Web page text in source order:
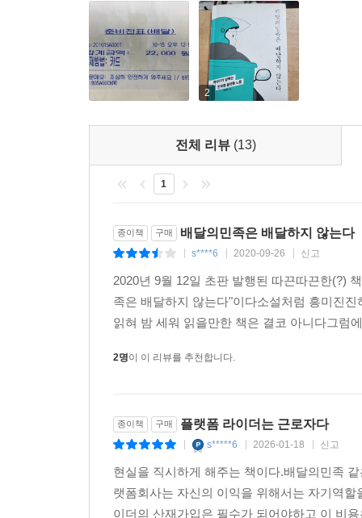
플랫폼의 시대, ‘인간의 노동’에 관해 - 김훈 작가
이 책을 추천한 『칼의 노래』 김훈 작가의 말처
요약하고 있다.”
거대하고 치밀한 망(網) 안으로 들어오는 노동
플랫폼에 고용되어 있지 않고 스스로 사장이며
신기루와 같고 허깨비와 같아서 법과 제도로
이처럼 김훈 작가는 배달의민족으로 상징되는
노동’에 관한 이야기다.
라이더가 쏘아 올린 작은 공
영업용 보험 문제도 있다. 이 보험료가 20대 라
때문에 보험사는 보험료를 높이고, 보험료가 높
믿기 어렵겠지만, 한국에는 오토바이 정비 자격
역시 투명하게 공개되지 않아 해외 직구를 하는
2
전체 리뷰 (13)
1
종이책 구매 배달의민족은 배달하지 않는다
s****6 2020-09-26 신고
2020년 9월 12일 초판 발행된 따끈따끈한(?)
족은 배달하지 않는다"이다소설처럼 흥미진
읽혀 밤 세워 읽을만한 책은 결코 아니다그럼
2명이 이 리뷰를 추천합니다.
종이책 구매 플랫폼 라이더는 근로자다
s*****6 2026-01-18 신고
현실을 직시하게 해주는 책이다.배달의민족
랫폼회사는 자신의 이익을 위해서는 자기역
이더의 산재가입은 필수가 되어야하고 이 비